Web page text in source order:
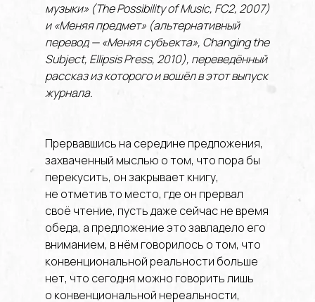
музыки» (The Possibility of Music, FC2, 2007)
и «Меняя предмет» (альтернативный
перевод — «Меняя субъекта», Changing the
Subject, Ellipsis Press, 2010), переведённый
рассказ из которого и вошёл в этот выпуск
журнала.
Прервавшись на середине предложения, захваченный мыслью о том, что пора бы перекусить, он закрывает книгу, не отметив то место, где он прервал своё чтение, пусть даже сейчас не время обеда, а предложение это завладело его вниманием, в нём говорилось о том, что конвенциональной реальности больше нет, что сегодня можно говорить лишь о конвенциональной нереальности, утверждение не столь тривиальное, как могло показаться, особенно в ситуации, когда различие между реальным и нереальным было безжалостно стёрто всё той же конвенциональностью и теперь уже и сама она полностью обусловлена фактом того, что реальное и нереальное стали взаимозаменяемыми категориями, а последовавший за этим сумбур стал настолько обыденным, что кажется, будто его вовсе нет, как в случае с фоновым шумом, на который обращаешь внимание лишь после того, как он вдруг прекращается, но такие мгновения тишины непривычны, их не так-то легко распознать и ещё сложнее продлить, они неожиданны, как нечто такое, что выбивает почву у вас из-под ног, словно бы заставляя вас думать, что вам нужно снова взять ситуацию под контроль, стяжать силу, позволяющую воссоздавать подобные ситуации по желанию, как если бы установление тишины было навыком, который можно привить на уроке, но как только этот урок облекается в фигуры на доске, в слова, выверенные настолько, насколько это по силам любому профессору, появляется что-то, что не получается расставить по полочкам, что-то неисправимо упрямое, что-то, смущающее даже экспертов, таких как профессор Перекус, человек, который преподаёт уже достаточно долго, чтобы знать, о чём, собственно, он говорит, достаточно долго, чтобы знать, что он знать не знает, о чём говорит, стоя перед аудиторией с куском мела в руке, произнося вещи, которые он выучился произносить, повторяя их снова и снова, вещи, которые он не вполне понимал до того, как их озвучить, как если бы непроизнесённые слова были подобны ненадутым воздушным шарам, фигура речи, которая так его позабавила, когда впервые пришла ему на ум, хотя сейчас он уже не уверен, можно ли вообще сравнивать слова с воздушными шариками, но, тем не менее, он всё так же извлекает слова, и обращённые к нему лица всё так же старательно их записывают, опасаясь, что если они что-то не запишут, впоследствии это как-нибудь им аукнется, впрочем, кто-то из них отвлёкся на то, что происходит снаружи, их внимание привлекли цвета и лица и слова на поверхностях подступающих к ним рекламных щитов, из-за которых уже трудно разобрать вид, открывающийся из окон лектория, а висящие на его стене часы кажутся больше и громче, чем на самом деле, увеличенные секунды, составленные из увеличенных наносекунд и, тикая, утекающие, или не утекающие, а растягивающиеся и, замыкаясь, закручивающиеся, змеи, щёлкающие своими языками и сверкающие своими клыками и глотающие собственные хвосты, а тем временем сидящая под часами студентка намеревается поднять руку, блондинка с математического факультета на высоких каблуках, в свободной рубашке в крупную клетку и бейсболке, в наряде, заявляющем нечто в той мере, в какой он воздерживается от любых заявлений, делая сразу несколько заявлений, каждое из которых опровергает все прочие, и она не может взять в толк, почему рекламные щиты подбираются всё ближе и ближе, не может взять в толк, почему эта лекция всё время повторяется, слово в слово, фраза к фразе, с точностью до единого слога, но она не уверена, насколько будет умно что-то высказать вслух, ведь первый вопрос не оставит сомнений, что она не следит за лекцией профессора Перекуса, а второй вопрос будет подразумевать, что он слишком ленив или слишком глуп, чтобы выдать нечто оригинальное, несмотря даже на то, что профессор Перекус уже привёл обоснование своей преподавательской стратегии, на первом же занятии во всеуслышание объявив, что каждое занятие он будет читать в точности ту же самую лекцию, слово в слово и фраза к фразе, с точностью до единого слога, поскольку первоочередная цель состоит в том, чтобы студенты усвоили материал полностью, то есть не только мозгом, но и каждой клеточкой своего тела, а добиться этого, заявил он, можно только настойчивым повторением, словно бы лекция была пространной мантрой, гипнотически просачивающейся сквозь концептуальную и эмоциональную надстройку сознания, мало-помалу размывая токсичные мыслительные и чувственные паттерны, столь прочно укоренившиеся на своих местах, что, кажется, им попросту нет альтернативы, хотя, конечно, о повторении, строго говоря, речи не шло, поскольку лекция эта, прослушанная во второй раз, отличалась от той, что была прослушана прежде, в третий же раз она звучала иначе, чем во второй, в четвёртый звучала иначе, чем в третий, а на пятом занятии отличалась от той, что была прочитана на четвёртом, и вдобавок, профессор Перекус свято верит, что студентам совершенно необходимо научиться справляться с чувством раздражения, так как в жизни полно раздражающих вещей, и либо вы будете каждый раз выходить из себя, либо будете сохранять душевное равновесие, совладав со всеми источниками раздражения подобно тому, как сёрфер седлает волну, но блондинке с математического факультета сёрфинг совершенно не нравится, так что вместо того, чтобы поднять руку, она встаёт с места и выходит из аудитории как раз в тот момент, когда профессор Перекус отворачивается и пишет на доске слово доска, а студенты, склонившись над партами, выводят в тетрадях слово тетрадь, и каждый из них настолько сосредоточен, что они не сразу осознают, что она вышла, и выдаёт её лишь разносящийся по коридору звонкий стук её высоких каблуков, звук столь неодолимый, что через десять секунд уже трудно сказать, приближается ли она или, наоборот, удаляется, и смятение всё нарастает по мере того, как доносится этот звук, достигнув, наконец, точки, когда приближение и удаление готовы уже стать неразличимыми, обрушив одну из основополагающих оппозиций, на которые завязаны время и пространство, и угрожая обрушить даже ещё более фундаментальный барьер, отделяющий возможное от невозможного, а это значит, что на кону стоит слишком многое и в дело вступают оккультные механизмы универсальной корректировки, одним махом разворачивающие блондинку с математического факультета на сто восемьдесят градусов, направив её обратно по коридору в сторону лектория и выветрив из головы профессора Перекуса последние сомнения в том, что звук этот становится всё громче, отчего на ум ему приходит пугающий образ высоких каблуков, карающих покрытие пола, узор которого воспроизводит рисунок шахматной доски, паттерн, который неизменно заставляет его поёжиться, и вовсе не потому, что это напоминает ему, что он никогда не блистал по части шахмат, и не потому, что игра эта ассоциируется с угрожающими метафорами вроде мата и пата, а потому, что полы пробуждают в нём память о других полах с похожим узором, о местах, где наверняка творились ужасные вещи, хотя он никогда не мог толком сказать, какие именно, и не думает, что ему стало бы легче, если б он мог, тем более что он никогда не считал, что ему нужна какая-либо помощь, за исключением, впрочем, моментов, когда явно безобидные звуки воздействуют на него больше, чем следовало бы, особенно в сочетании с агрессивной подсветкой, когда в свете читается умысел, как с тем светом, что чуть ли не подменяет собой сияние полуденного солнца за окном, жужжащие флуоресцентные отблески, пляшущие на поверхностях подступающих всё ближе рекламных щитов, с их улыбчивыми физиономиями меткими слоганами просчитанными цветами, контрапунктом вторящими звуку высоких каблуков, раздающемуся всё ближе и ближе, вынуждая профессора Перекуса повернуться к двери аудитории как раз в тот момент, когда блондинка с математического факультета просовывает голову в дверной проём и заглядывает в лекторий, нервно хихикая и пытаясь казаться мило сконфуженной, ведя себя так, словно на самом деле ничего такого не происходит, и, грубо говоря, это правда, а строго говоря, конечно, нет, ведь постоянно что-нибудь да происходит, пусть даже в меру своего скромного масштаба ускользая от человеческого восприятия, и различие между чем-то происходящим и не происходящим ничем мерцает на грани полного растворения, угрожая опрокинуть ещё один фундаментальный барьер — отделяющий то, что есть, от того, чего нет, — и вынуждая блондинку с математического факультета вновь занять своё место под часами лектория, чтобы исступлённо строчить в своей тетради, конспектируя речь профессора Перекуса, посвящённую тому, как блондинка с математического факультета исступлённо строчит в своей тетради, не вполне отдавая себе отчёт в том, что, собственно, она конспектирует, так что в конце концов слова профессора Перекуса смешиваются у неё в голове с её собственными словами, полуконспект полуперевод полунедопонимание, но три половинки не складываются в единое целое, вместо этого тяготея к нестабильному состоянию, подобно столу с недостающей ножкой, подобно истории, которую вроде как никто и не рассказывает и центральным персонажем которой выступает виднейшая специалистка по квантовой физике, женщина, чьи родители сколотили себе состояние, сочиняя идиотские рекламные песенки, и заработанные таким образом деньги позволили ей перебраться туда, где идиотских песенок нет и в помине, в просторнейший викторианский особняк в сибирской глуши, на западном побережье озера Байкал, и она потратила семейное состояние на создание потрясающего устройства, видом своим напоминающего гору хлама и, однако же, позволяющего ей уменьшиться до размеров субатомных частиц, штуковин с чудны́ми названиями, и хотя существование их длится от силы миллионные доли секунды, субъективно эти миллионные доли секунды растягиваются на целые десятилетия, когда ей, наконец, удаётся стать достаточно маленькой, чтобы взглянуть в лицо субатомному миру, и если раньше в журнальной статье она воспользовалась этим образом, полагая, что это всего лишь метафора, то теперь, когда она здесь очутилась, выясняется, что всё, предстающее перед ней, неотличимо от того, что она оставила позади, все эти люди в своих дом